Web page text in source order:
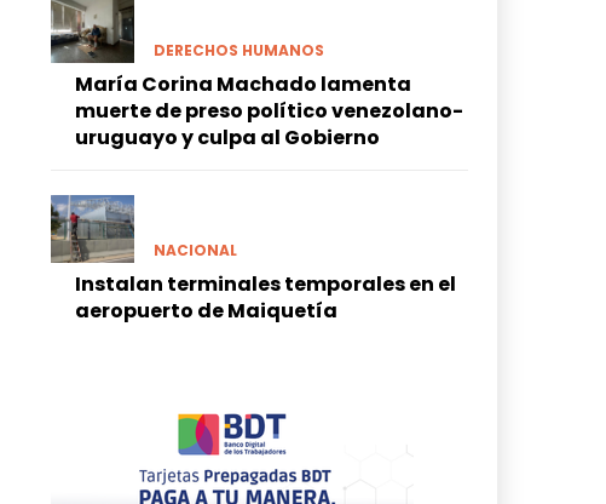
DERECHOS HUMANOS
María Corina Machado lamenta
muerte de preso político venezolano-
uruguayo y culpa al Gobierno
NACIONAL
Instalan terminales temporales en el
aeropuerto de Maiquetía